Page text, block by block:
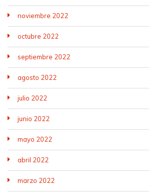
noviembre 2022
octubre 2022
septiembre 2022
agosto 2022
julio 2022
junio 2022
mayo 2022
abril 2022
marzo 2022